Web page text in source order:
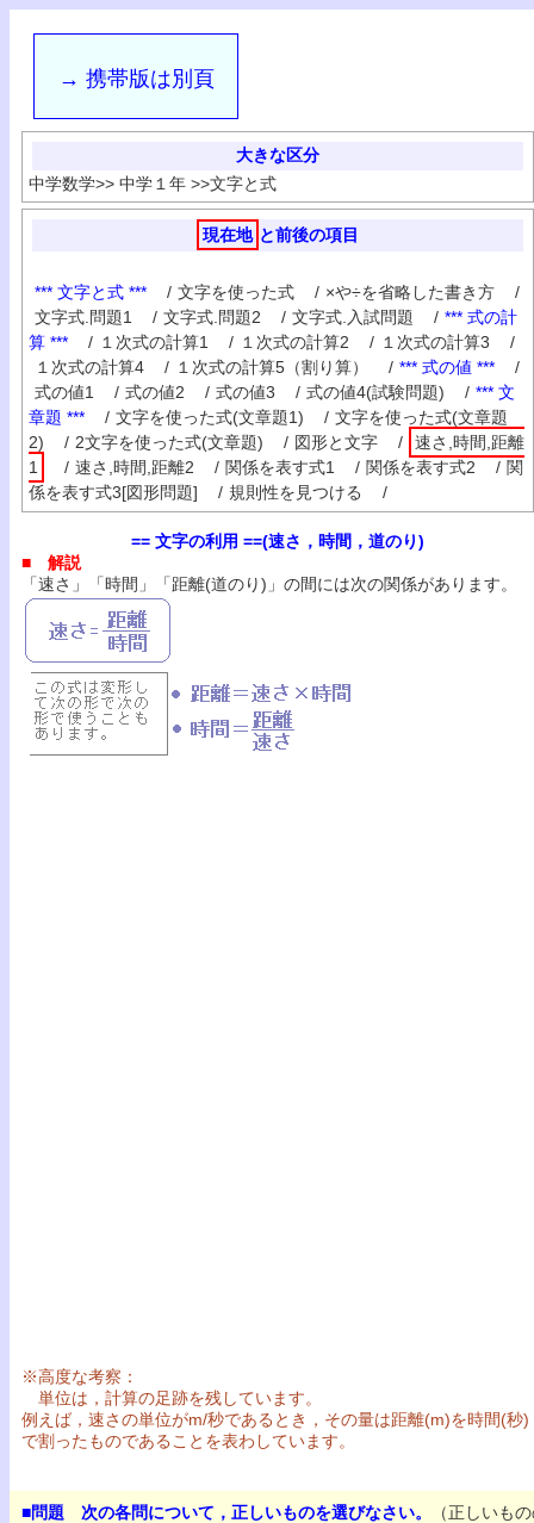
→ 携帯版は別頁
大きな区分
中学数学>> 中学１年 >>文字と式
現在地 と前後の項目
*** 文字と式 *** / 文字を使った式 / ×や÷を省略した書き方
/
文字式.問題1
/ 文字式.問題2 / 文字式.入試問題 / *** 式の計
算 ***
/ １次式の計算1 / １次式の計算2 / １次式の計算3
/
１次式の計算4
/ １次式の計算5（割り算） / *** 式の値 ***
/
式の値1
/ 式の値2 / 式の値3 / 式の値4(試験問題) / *** 文
章題 ***
/ 文字を使った式(文章題1) / 文字を使った式(文章題
2)
/ 2文字を使った式(文章題) / 図形と文字 /
速さ,時間,距離
1
/ 速さ,時間,距離2 / 関係を表す式1 / 関係を表す式2 / 関
係を表す式3[図形問題]
/ 規則性を見つける /
== 文字の利用 ==(速さ，時間，道のり)
■ 解説
「速さ」「時間」「距離(道のり)」の間には次の関係があります。
※高度な考察：
単位は，計算の足跡を残しています。
例えば，速さの単位がm/秒であるとき，その量は距離(m)を時間(秒)
で割ったものであることを表わしています。
■問題 次の各問について，正しいものを選びなさい。 （正しいも